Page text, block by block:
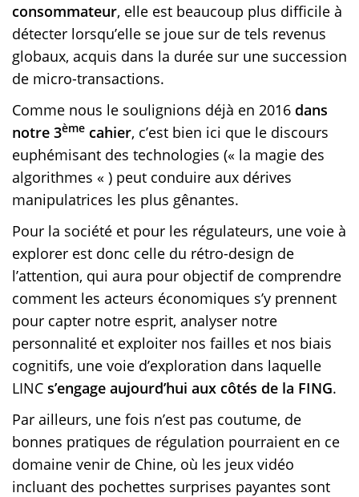
consommateur, elle est beaucoup plus difficile à
détecter lorsqu’elle se joue sur de tels revenus
globaux, acquis dans la durée sur une succession
de micro-transactions.
Comme nous le soulignions déjà en 2016 dans
notre 3ème cahier, c’est bien ici que le discours
euphémisant des technologies (« la magie des
algorithmes « ) peut conduire aux dérives
manipulatrices les plus gênantes.
Pour la société et pour les régulateurs, une voie à
explorer est donc celle du rétro-design de
l’attention, qui aura pour objectif de comprendre
comment les acteurs économiques s’y prennent
pour capter notre esprit, analyser notre
personnalité et exploiter nos failles et nos biais
cognitifs, une voie d’exploration dans laquelle
LINC s’engage aujourd’hui aux côtés de la FING.
Par ailleurs, une fois n’est pas coutume, de
bonnes pratiques de régulation pourraient en ce
domaine venir de Chine, où les jeux vidéo
incluant des pochettes surprises payantes sont